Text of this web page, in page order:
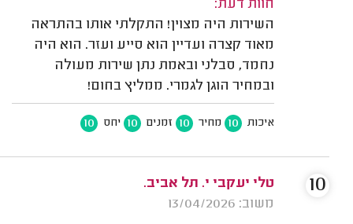
חוות דעת:
השירות היה מצוין! התקלתי אותו בהתראה
מאוד קצרה ועדיין הוא סייע ועזר. הוא היה
נחמד, סבלני ובאמת נתן שירות מעולה
ובמחיר הוגן לגמרי. ממליץ בחום!
איכות 10 מחיר 10 זמנים 10 יחס 10
טלי יעקבי י. תל אביב.
משוב: 13/04/2026
10